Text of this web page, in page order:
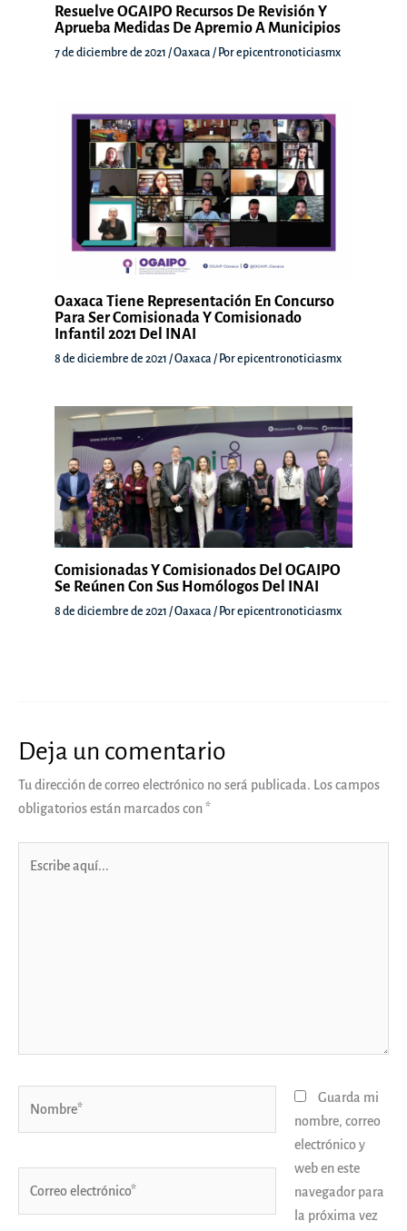
Resuelve OGAIPO Recursos De Revisión Y
Aprueba Medidas De Apremio A Municipios
7 de diciembre de 2021 /Oaxaca / Porepicentronoticiasmx
Oaxaca Tiene Representación En Concurso
Para Ser Comisionada Y Comisionado
Infantil 2021 Del INAI
8 de diciembre de 2021 /Oaxaca / Porepicentronoticiasmx
Comisionadas Y Comisionados Del OGAIPO
Se Reúnen Con Sus Homólogos Del INAI
8 de diciembre de 2021 /Oaxaca / Porepicentronoticiasmx
Deja un comentario
Tu dirección de correo electrónico no será publicada. Los campos
obligatorios están marcados con*
Guarda mi
nombre, correo
electrónico y
web en este
navegador para
la próxima vez